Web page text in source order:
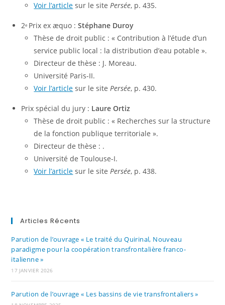
Voir l’article sur le sitePersée, p. 435.
2e Prix ex æquo :Stéphane Duroy
Thèse de droit public : « Contribution à l’étude d’un
service public local : la distribution d’eau potable ».
Directeur de thèse : J. Moreau.
Université Paris-II.
Voir l’article sur le sitePersée, p. 430.
Prix spécial du jury : Laure Ortiz
Thèse de droit public : « Recherches sur la structure
de la fonction publique territoriale ».
Directeur de thèse : .
Université de Toulouse-I.
Voir l’article sur le sitePersée, p. 438.
Articles Récents
Parution de l’ouvrage « Le traité du Quirinal, Nouveau
paradigme pour la coopération transfrontalière franco-
italienne »
17 JANVIER 2026
Parution de l’ouvrage « Les bassins de vie transfrontaliers »